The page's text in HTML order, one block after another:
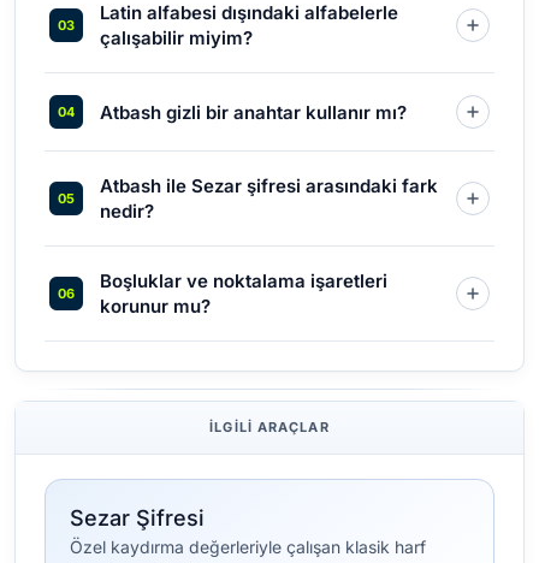
Latin alfabesi dışındaki alfabelerle
çalışabilir miyim?
Atbash gizli bir anahtar kullanır mı?
Atbash ile Sezar şifresi arasındaki fark
nedir?
Boşluklar ve noktalama işaretleri
korunur mu?
İLGILI ARAÇLAR
Sezar Şifresi
Özel kaydırma değerleriyle çalışan klasik harf